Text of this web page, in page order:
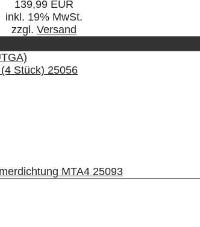
139,99 EUR
inkl. 19% MwSt.
zzgl. Versand
Stück) 25056
MTA4 25093